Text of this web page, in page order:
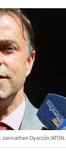
Oyarzún/ATON.